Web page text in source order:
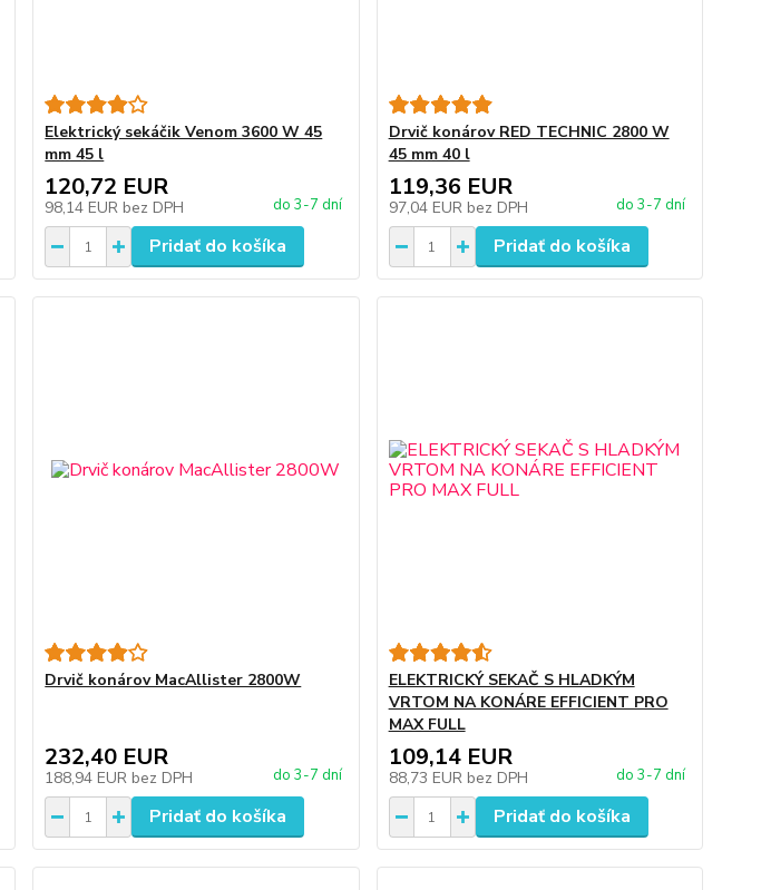
Elektrický sekáčik Venom 3600 W 45
mm 45 l
120,72 EUR
98,14 EUR bez DPH do 3-7 dní
Pridať do košíka
Drvič konárov RED TECHNIC 2800 W
45 mm 40 l
119,36 EUR
97,04 EUR bez DPH do 3-7 dní
Pridať do košíka
Drvič konárov MacAllister 2800W
232,40 EUR
188,94 EUR bez DPH do 3-7 dní
Pridať do košíka
ELEKTRICKÝ SEKAČ S HLADKÝM
VRTOM NA KONÁRE EFFICIENT PRO
MAX FULL
109,14 EUR
88,73 EUR bez DPH do 3-7 dní
Pridať do košíka